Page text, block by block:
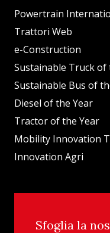
Powertrain
Trattori Web
e-Construction
Sustainable Truck of
Sustainable Bus of
Diesel of the Year
Tractor of the Year
Mobility Innovation
Innovation Agri
Sfoglia la